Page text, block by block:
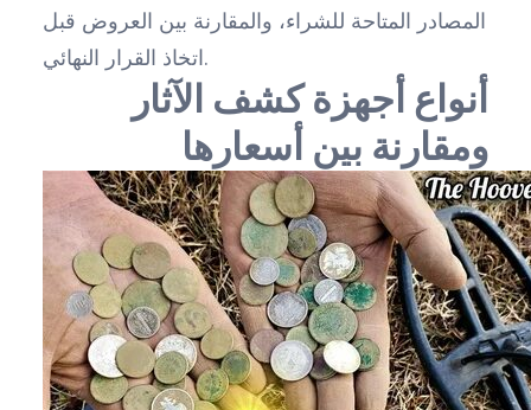
المصادر المتاحة للشراء، والمقارنة بين العروض قبل
اتخاذ القرار النهائي.
أنواع أجهزة كشف الآثار
ومقارنة بين أسعارها